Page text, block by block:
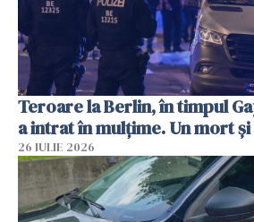
Teroare la Berlin, în timpul
a intrat în mulțime. Un mort și
26 IULIE 2026